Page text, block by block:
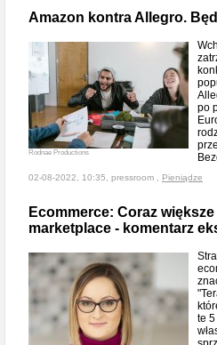
Amazon kontra Allegro.
Rodnae Productions
po
02-08-2022, 10:35, pressroom , Pieniądze
Ecommerce: Coraz
marketplace - komentarz
te